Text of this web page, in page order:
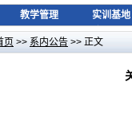
教学管理 实训基地
页 >> 系内公告 >> 正文